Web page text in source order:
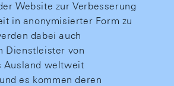
Website zur Verbesserung
in anonymisierter Form zu
dabei auch
Dienstleister von
Ausland weltweit
es kommen deren